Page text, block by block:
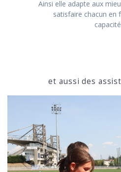
Ainsi elle adapte aux
satisfaire chacun en
et aussi des